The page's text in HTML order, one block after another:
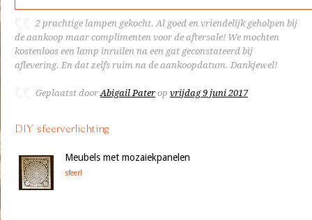
2 prachtige lampen gekocht. Al goed en vriendelijk geholpen bij
de aankoop maar complimenten voor de aftersale! We mochten
kostenloos een lamp inruilen na een gat geconstateerd bij
aflevering. En dat zelfs ruim na de aankoopdatum. Dankjewel!
Geplaatst doorAbigail Pater op vrijdag 9 juni 2017
DIY sfeerverlichting
Meubels met mozaiekpanelen
sfeer!